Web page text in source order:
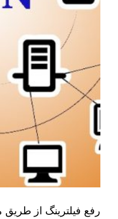
رفع فیلترینگ از طریق